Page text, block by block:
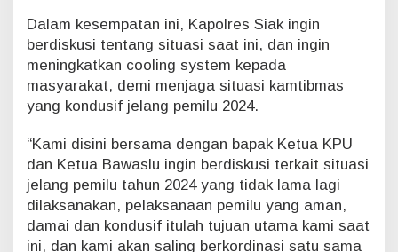
k
u
a
S
i
e
r
i
t
a
s
Dalam kesempatan ini, Kapolres Siak ingin
berdiskusi tentang situasi saat ini, dan ingin
meningkatkan cooling system kepada
masyarakat, demi menjaga situasi kamtibmas
yang kondusif jelang pemilu 2024.
“Kami disini bersama dengan bapak Ketua KPU
dan Ketua Bawaslu ingin berdiskusi terkait situasi
jelang pemilu tahun 2024 yang tidak lama lagi
dilaksanakan, pelaksanaan pemilu yang aman,
damai dan kondusif itulah tujuan utama kami saat
ini, dan kami akan saling berkordinasi satu sama